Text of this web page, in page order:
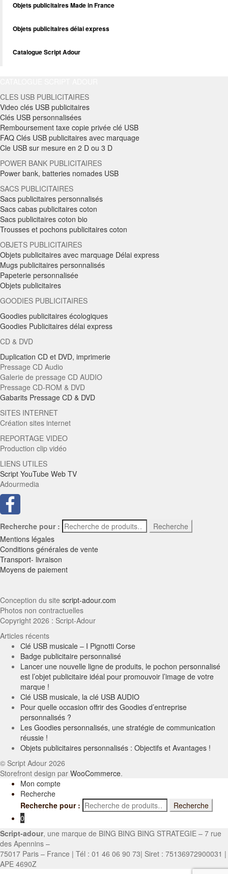
Objets publicitaires Made in France
Objets publicitaires délai express
Catalogue Script Adour
CLES USB PUBLICITAIRES
Video clés USB publicitaires
Clés USB personnalisées
Remboursement taxe copie privée clé USB
FAQ Clés USB publicitaires avec marquage
Cle USB sur mesure en 2 D ou 3 D
POWER BANK PUBLICITAIRES
Power bank, batteries nomades USB
SACS PUBLICITAIRES
Sacs publicitaires personnalisés
Sacs cabas publicitaires coton
Sacs publicitaires coton bio
Trousses et pochons publicitaires coton
OBJETS PUBLICITAIRES
Objets publicitaires avec marquage Délai express
Mugs publicitaires personnalisés
Papeterie personnalisée
Objets publicitaires
GOODIES PUBLICITAIRES
Goodies publicitaires écologiques
Goodies Publicitaires délai express
CD & DVD
Duplication CD et DVD, imprimerie
Pressage CD Audio
Galerie de pressage CD AUDIO
Pressage CD-ROM & DVD
Gabarits Pressage CD & DVD
SITES INTERNET
Création sites internet
REPORTAGE VIDEO
Production clip vidéo
LIENS UTILES
Script YouTube Web TV
Adourmedia
Recherche pour :
Recherche
Mentions légales
Conditions générales de vente
Transport- livraison
Moyens de paiement
Conception du site script-adour.com
Photos non contractuelles
Copyright 2026 : Script-Adour
Articles récents
Clé USB musicale – I Pignotti Corse
Badge publicitaire personnalisé
Lancer une nouvelle ligne de produits, le pochon personnalisé
est l’objet publicitaire idéal pour promouvoir l’image de votre
marque !
Clé USB musicale, la clé USB AUDIO
Pour quelle occasion offrir des Goodies d’entreprise
personnalisés ?
Les Goodies personnalisés, une stratégie de communication
réussie !
Objets publicitaires personnalisés : Objectifs et Avantages !
© Script Adour 2026
Storefront design par WooCommerce.
Mon compte
Recherche
Recherche pour :
Recherche
0
Script-adour, une marque de BING BING BING STRATEGIE – 7 rue
des Apennins –
75017 Paris – France | Tél : 01 46 06 90 73| Siret : 75136972900031 |
APE 4690Z